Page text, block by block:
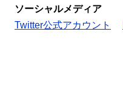
ソーシャルメディア
Twitter公式アカウント